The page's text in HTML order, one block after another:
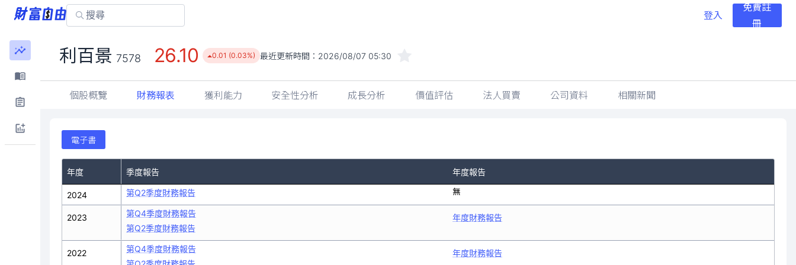
登入
免費註
冊
利百景 7578 26.10 0.01 (0.03%) 最近更新時間： 2026/08/07 05:30
個股概覽 財務報表 獲利能力 安全性分析 成長分析 價值評估 法人買賣 公司資料 相關新聞
電子書
年度 季度報告 年度報告
2024
2023
2022
第Q2季度財務報告 無
第Q4季度財務報告
第Q2季度財務報告
年度財務報告
第Q4季度財務報告
年度財務報告